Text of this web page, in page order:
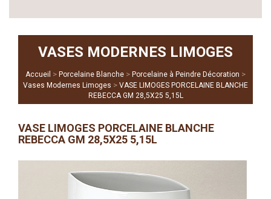
VASES MODERNES LIMOGES
Accueil > Porcelaine Blanche > Porcelaine à Peindre Décoration >
Vases Modernes Limoges > VASE LIMOGES PORCELAINE BLANCHE
REBECCA GM 28,5X25 5,15L
VASE LIMOGES PORCELAINE BLANCHE
REBECCA GM 28,5X25 5,15L